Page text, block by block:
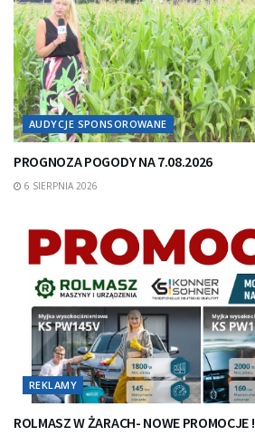
AUDYCJE SPONSOROWANE
PROGNOZA POGODY NA 7.08.2026
6 SIERPNIA 2026
REKLAMY
ROLMASZ W ŻARACH- NOWE PROMOCJE !